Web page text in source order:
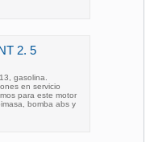
2. 5
gasolina.
en servicio
para este motor
bomba abs y